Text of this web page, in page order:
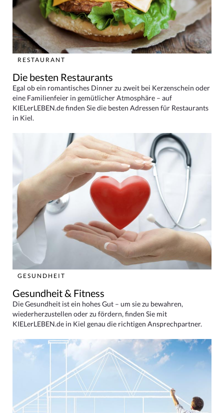
RESTAURANT
Die besten Restaurants
Egal ob ein romantisches Dinner zu zweit bei Kerzenschein oder
eine Familienfeier in gemütlicher Atmosphäre – auf
KIELerLEBEN.de finden Sie die besten Adressen für Restaurants
in Kiel.
GESUNDHEIT
Gesundheit & Fitness
Die Gesundheit ist ein hohes Gut – um sie zu bewahren,
wiederherzustellen oder zu fördern, finden Sie mit
KIELerLEBEN.de in Kiel genau die richtigen Ansprechpartner.